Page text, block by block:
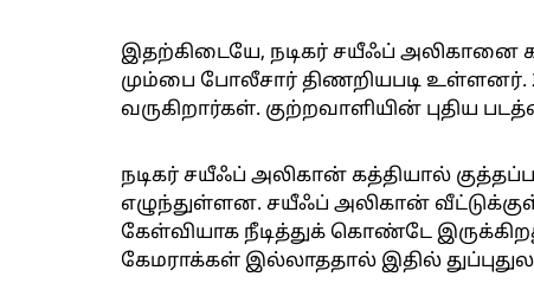
இதற்கிடையே, நடிகர் சயீஃப் அலிகானை
மும்பை போலீசார் திணறியபடி உள்ளனர்.
வருகிறார்கள். குற்றவாளியின் புதிய
நடிகர் சயீஃப் அலிகான் கத்தியால்
எழுந்துள்ளன. சயீஃப் அலிகான் வீட்டுக்குள்
கேள்வியாக நீடித்துக் கொண்டே
கேமராக்கள் இல்லாததால் இதில்